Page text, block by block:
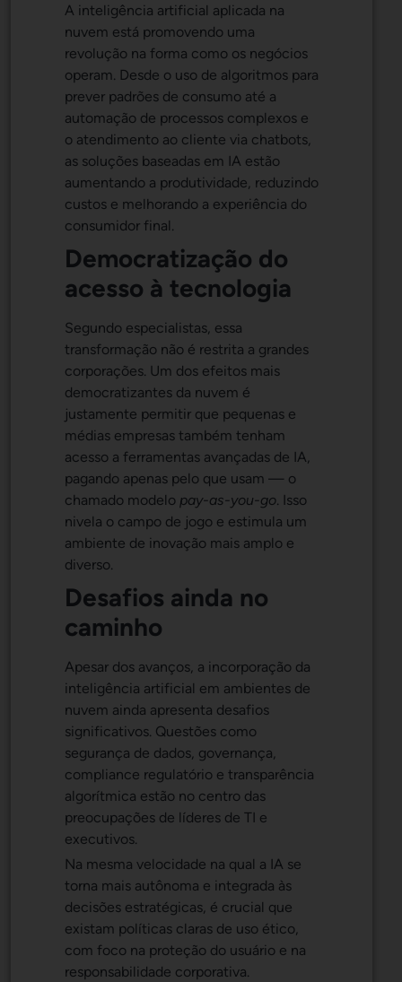
A inteligência artificial aplicada na
nuvem está promovendo uma
revolução na forma como os negócios
operam. Desde o uso de algoritmos para
prever padrões de consumo até a
automação de processos complexos e
o atendimento ao cliente via chatbots,
as soluções baseadas em IA estão
aumentando a produtividade, reduzindo
custos e melhorando a experiência do
consumidor final.
Democratização do
acesso à tecnologia
Segundo especialistas, essa
transformação não é restrita a grandes
corporações. Um dos efeitos mais
democratizantes da nuvem é
justamente permitir que pequenas e
médias empresas também tenham
acesso a ferramentas avançadas de IA,
pagando apenas pelo que usam — o
chamado modelo pay-as-you-go . Isso
nivela o campo de jogo e estimula um
ambiente de inovação mais amplo e
diverso.
Desafios ainda no
caminho
Apesar dos avanços, a incorporação da
inteligência artificial em ambientes de
nuvem ainda apresenta desafios
significativos. Questões como
segurança de dados, governança,
compliance regulatório e transparência
algorítmica estão no centro das
preocupações de líderes de TI e
executivos.
Na mesma velocidade na qual a IA se
torna mais autônoma e integrada às
decisões estratégicas, é crucial que
existam políticas claras de uso ético,
com foco na proteção do usuário e na
responsabilidade corporativa.